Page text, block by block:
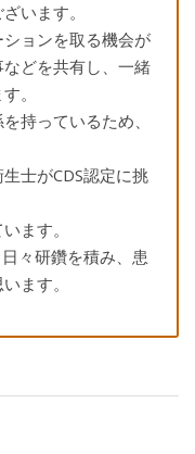
います。
ョンを取る機会が
どを共有し、一緒
。
持っているため、
士がCDS認定に挑
ます。
々研鑽を積み、患
ます。